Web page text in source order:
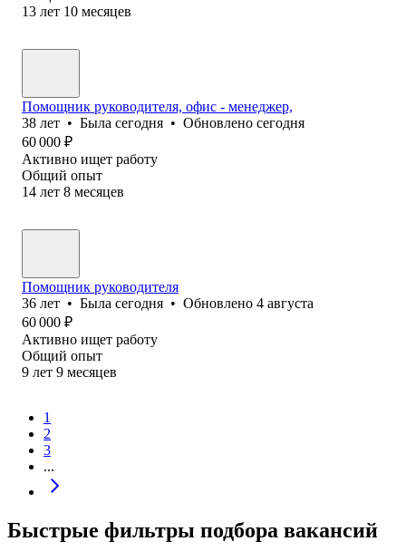
13 лет 10 месяцев
Помощник руководителя, офис - менеджер,
38 лет • Была сегодня • Обновлено сегодня
60 000 ₽
Активно ищет работу
Общий опыт
14 лет 8 месяцев
Помощник руководителя
36 лет • Была сегодня • Обновлено 4 августа
60 000 ₽
Активно ищет работу
Общий опыт
9 лет 9 месяцев
1
2
3
...
Быстрые фильтры подбора вакансий